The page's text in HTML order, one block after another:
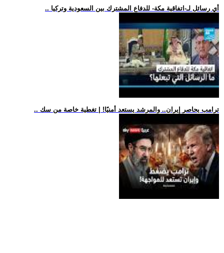
.. أي رسائل لـ-اتفاقية مكة- للدفاع المشترك بين السعودية وتركيا
.. ترامب يحاصر إيران.. والمرشد يستعد أمنيًا! | تغطية خاصة من سك